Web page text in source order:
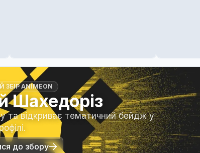
ANIMEON
Шахедоріз
та відкриває тематичний бейдж у
до збору